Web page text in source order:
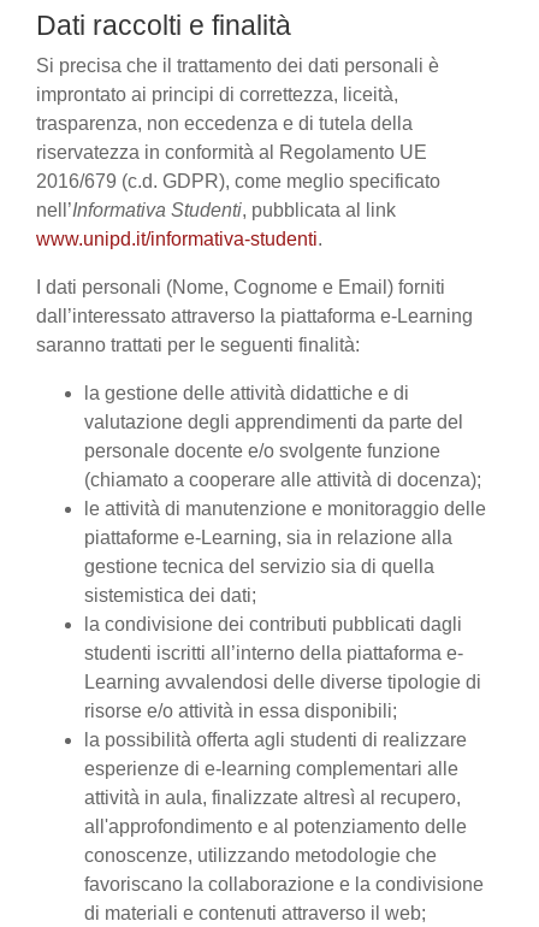
Dati raccolti e finalità
Si precisa che il trattamento dei dati personali è
improntato ai principi di correttezza, liceità,
trasparenza, non eccedenza e di tutela della
riservatezza in conformità al Regolamento UE
2016/679 (c.d. GDPR), come meglio specificato
nell’Informativa Studenti, pubblicata al link
www.unipd.it/informativa-studenti.
I dati personali (Nome, Cognome e Email) forniti
dall’interessato attraverso la piattaforma e-Learning
saranno trattati per le seguenti finalità:
la gestione delle attività didattiche e di
valutazione degli apprendimenti da parte del
personale docente e/o svolgente funzione
(chiamato a cooperare alle attività di docenza);
le attività di manutenzione e monitoraggio delle
piattaforme e-Learning, sia in relazione alla
gestione tecnica del servizio sia di quella
sistemistica dei dati;
la condivisione dei contributi pubblicati dagli
studenti iscritti all’interno della piattaforma e-
Learning avvalendosi delle diverse tipologie di
risorse e/o attività in essa disponibili;
la possibilità offerta agli studenti di realizzare
esperienze di e-learning complementari alle
attività in aula, finalizzate altresì al recupero,
all'approfondimento e al potenziamento delle
conoscenze, utilizzando metodologie che
favoriscano la collaborazione e la condivisione
di materiali e contenuti attraverso il web;